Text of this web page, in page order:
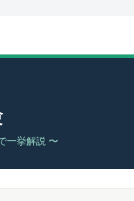
一挙解説 〜